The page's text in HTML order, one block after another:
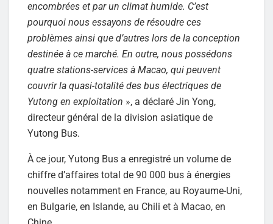
encombrées et par un climat humide. C’est
pourquoi nous essayons de résoudre ces
problèmes ainsi que d’autres lors de la conception
destinée à ce marché. En outre, nous possédons
quatre stations-services à Macao, qui peuvent
couvrir la quasi-totalité des bus électriques de
Yutong en exploitation », a déclaré Jin Yong,
directeur général de la division asiatique de
Yutong Bus.
À ce jour, Yutong Bus a enregistré un volume de
chiffre d’affaires total de 90 000 bus à énergies
nouvelles notamment en France, au Royaume-Uni,
en Bulgarie, en Islande, au Chili et à Macao, en